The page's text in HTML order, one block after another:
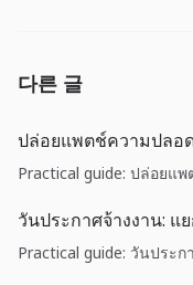
다른 글
ปล่อยแพตช์ความปลอ
Practical guide: ปล่อยแ
วันประกาศจ้างงาน: แ
Practical guide: วันประ